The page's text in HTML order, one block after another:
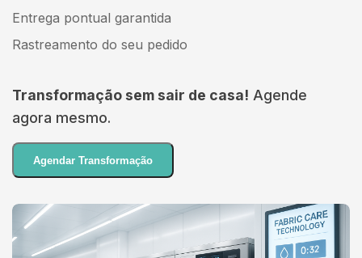
Entrega pontual garantida
Rastreamento do seu pedido
Transformação sem sair de casa! Agende
agora mesmo.
Agendar Transformação